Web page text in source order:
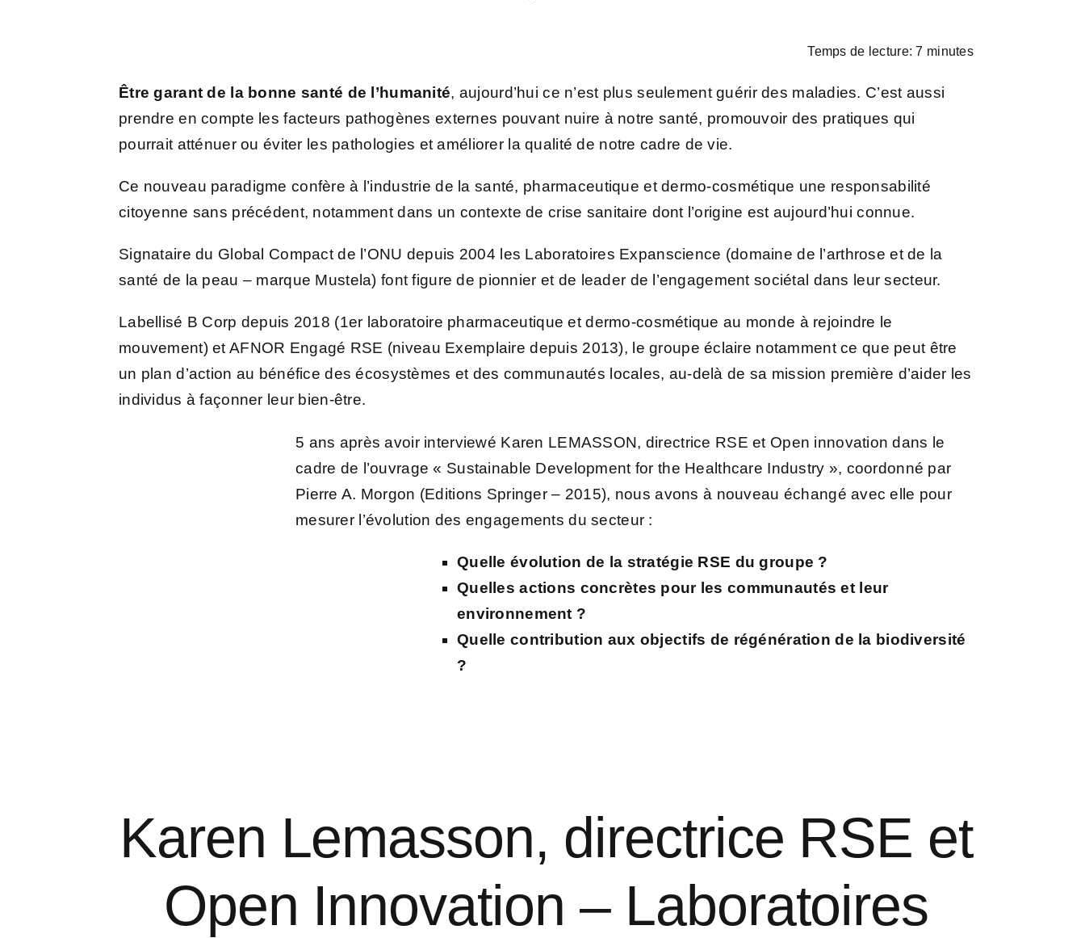
Temps de lecture: 7 minutes
Être garant de la bonne santé de l’humanité, aujourd’hui ce n’est plus seulement guérir des maladies. C’est aussi
prendre en compte les facteurs pathogènes externes pouvant nuire à notre santé, promouvoir des pratiques qui
pourrait atténuer ou éviter les pathologies et améliorer la qualité de notre cadre de vie.
Ce nouveau paradigme confère à l’industrie de la santé, pharmaceutique et dermo-cosmétique une responsabilité
citoyenne sans précédent, notamment dans un contexte de crise sanitaire dont l’origine est aujourd’hui connue.
Signataire du Global Compact de l’ONU depuis 2004 les Laboratoires Expanscience (domaine de l’arthrose et de la
santé de la peau – marque Mustela) font figure de pionnier et de leader de l’engagement sociétal dans leur secteur.
Labellisé B Corp depuis 2018 (1er laboratoire pharmaceutique et dermo-cosmétique au monde à rejoindre le
mouvement) et AFNOR Engagé RSE (niveau Exemplaire depuis 2013), le groupe éclaire notamment ce que peut être
un plan d’action au bénéfice des écosystèmes et des communautés locales, au-delà de sa mission première d’aider les
individus à façonner leur bien-être.
5 ans après avoir interviewé Karen LEMASSON, directrice RSE et Open innovation dans le
cadre de l’ouvrage « Sustainable Development for the Healthcare Industry », coordonné par
Pierre A. Morgon (Editions Springer – 2015), nous avons à nouveau échangé avec elle pour
mesurer l’évolution des engagements du secteur :
Quelle évolution de la stratégie RSE du groupe ?
Quelles actions concrètes pour les communautés et leur
environnement ?
Quelle contribution aux objectifs de régénération de la biodiversité
?
Karen Lemasson, directrice RSE et
Open Innovation – Laboratoires